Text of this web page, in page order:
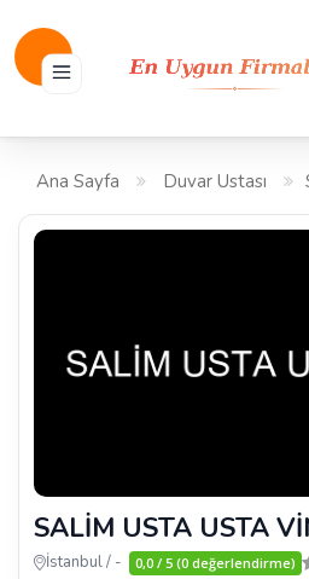
Ana Sayfa Duvar Ustası
SALİM USTA USTA
İstanbul / - 0,0 / 5 (0 değerlendirme)